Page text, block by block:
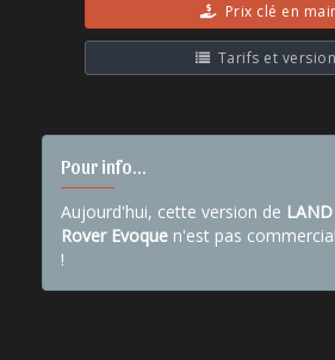
Prix clé en
Tarifs et
Pour info...
Aujourd'hui, cette version de
Rover Evoque n'est pas
!